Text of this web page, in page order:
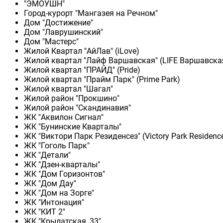
"ЭМОУШН"
Город-курорт "Мангазея на Речном"
Дом "Достижение"
Дом "Лаврушинский"
Дом "Мастерс"
Жилой Квартал "АйЛав" (iLove)
Жилой квартал "Лайф Варшавская" (LIFE
Жилой квартал "ПРАЙД" (Pride)
Жилой квартал "Прайм Парк" (Prime Park)
Жилой квартал "Шагал"
Жилой район "Прокшино"
Жилой район "Скандинавия"
ЖК "Аквилон Сигнал"
ЖК "Бунинские Кварталы"
ЖК "Виктори Парк Резиденсез" (Victory Park
ЖК "Гоголь Парк"
ЖК "Детали"
ЖК "Дзен-кварталы"
ЖК "Дом Горизонтов"
ЖК "Дом Дау"
ЖК "Дом на Зорге"
ЖК "Интонация"
ЖК "КИТ 2"